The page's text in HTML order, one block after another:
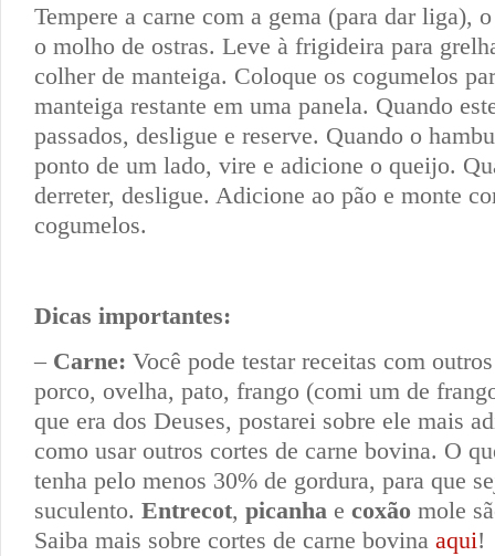
Tempere a carne com a gema (para dar liga),
o molho de ostras. Leve à frigideira para
colher de manteiga. Coloque os cogumelos
manteiga restante em uma panela. Quando
passados, desligue e reserve. Quando o
ponto de um lado, vire e adicione o queijo.
derreter, desligue. Adicione ao pão e monte
cogumelos.
Dicas importantes:
– Carne: Você pode testar receitas com
porco, ovelha, pato, frango (comi um de
que era dos Deuses, postarei sobre ele mais
como usar outros cortes de carne bovina. O
tenha pelo menos 30% de gordura, para que
suculento. Entrecot, picanha e coxão mole
Saiba mais sobre cortes de carne bovina aqui!